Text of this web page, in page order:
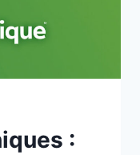
: